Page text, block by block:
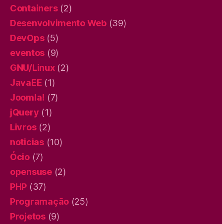
Containers(2)
Desenvolvimento Web(39)
DevOps(5)
eventos (9)
GNU/Linux(2)
JavaEE (1)
Joomla! (7)
jQuery (1)
Livros(2)
noticias(10)
Ócio(7)
opensuse(2)
PHP (37)
Programação (25)
Projetos(9)